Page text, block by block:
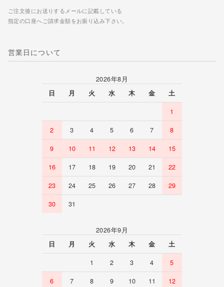
ご注文後にお送りするメールに記載している
指定の口座へご請求金額をお振り込み下さい。
営業日について
2026年8月
日
月 火 水 木 金 土
1
2 3 4 5 6 7 8
9 10 11 12 13 14 15
16 17 18 19 20 21 22
23 24 25 26 27 28 29
30 31
2026年9月
日
月 火 水 木 金 土
1 2 3 4 5
6 7 8 9 10 11 12